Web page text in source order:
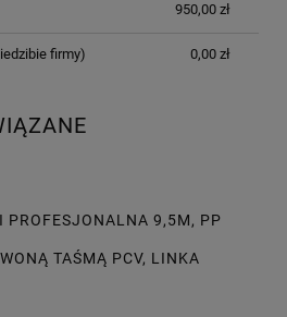
950,00 zł
firmy) 0,00 zł
PROFESJONALNA 9,5M, PP
TAŚMĄ PCV, LINKA